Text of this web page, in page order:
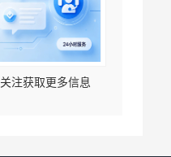
关注获取更多信息